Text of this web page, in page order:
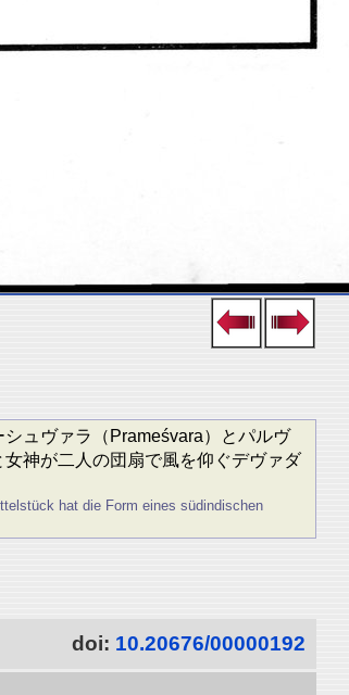
ュヴァラ（Prameśvara）とパルヴ
神が二人の団扇で風を仰ぐデヴァダ
hat die Form eines südindischen
doi: 10.20676/00000192